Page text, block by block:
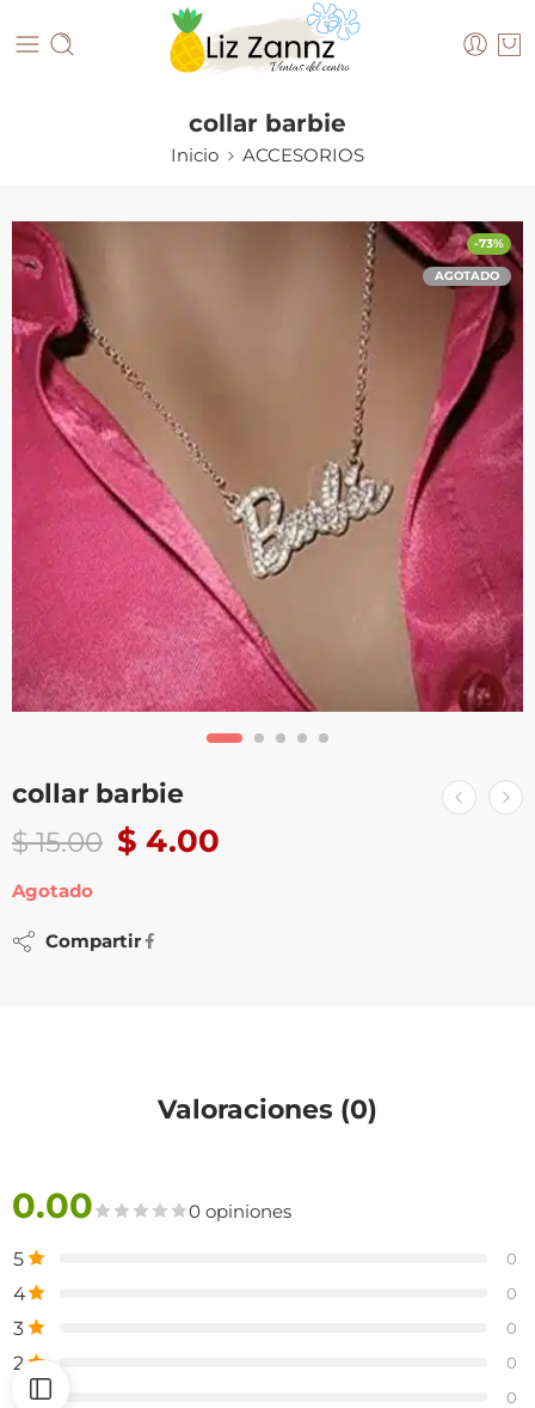
collar barbie
Inicio ACCESORIOS
-73%
AGOTADO
collar barbie
$15.00 $ 4.00
Agotado
Compartir
Valoraciones (0)
0.00 0 opiniones
5 0
4 0
3 0
2 0
0